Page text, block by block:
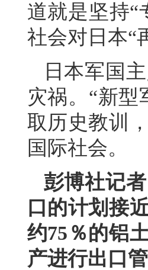
道就是坚持“
社会对日本“
日本军国
灾祸。“新
取历史教训
国际社会。
彭博社记
口的计划接
约75％的铝
产进行出口